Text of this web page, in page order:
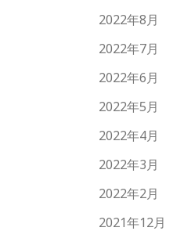
2022年8月
2022年7月
2022年6月
2022年5月
2022年4月
2022年3月
2022年2月
2021年12月